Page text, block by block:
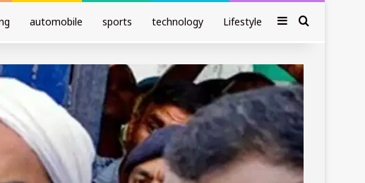
automobile sports technology Lifestyle SidebarSearch